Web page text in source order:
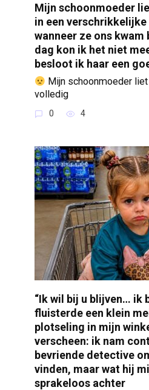
Mijn schoonmoeder
in een
wanneer ze ons kwam
dag kon ik het niet
besloot ik haar een
Mijn schoonmoeder
volledig
0 4
“Ik wil bij u blijven… ik
fluisterde een klein
plotseling in mijn
verscheen: ik nam
bevriende detective
vinden, maar wat hij
sprakeloos achter